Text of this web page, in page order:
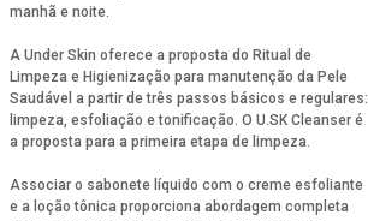
manhã e noite.
A Under Skin oferece a proposta do Ritual de
Limpeza e Higienização para manutenção da Pele
Saudável a partir de três passos básicos e regulares:
limpeza, esfoliação e tonificação. O U.SK Cleanser é
a proposta para a primeira etapa de limpeza.
Associar o sabonete líquido com o creme esfoliante
e a loção tônica proporciona abordagem completa